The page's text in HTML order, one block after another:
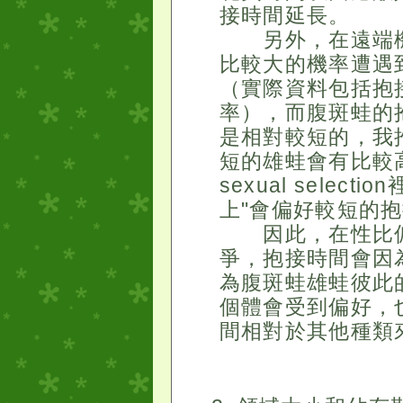
接時間延長。
另外，在遠端
比較大的機率遭
（實際資料包括
率），而腹斑蛙的
是相對較短的，
短的雄蛙會有比
sexual selection
上"會偏好較短的
因此，在性比
爭，抱接時間會因
為腹斑蛙雄蛙彼此
個體會受到偏好，
間相對於其他種